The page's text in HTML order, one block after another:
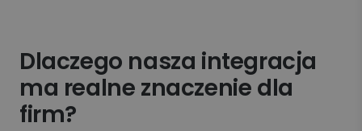
Dlaczego nasza integracja
ma realne znaczenie dla
firm?